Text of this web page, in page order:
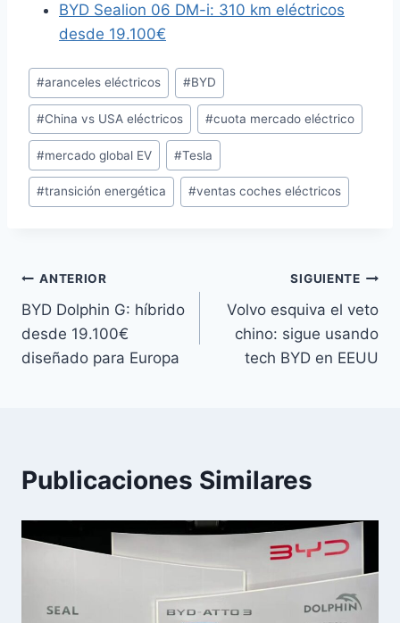
BYD Sealion 06 DM-i: 310 km eléctricos
desde 19.100€
Etiquetas
de
la
entrada:
#aranceles eléctricos #BYD
#China vs USA eléctricos #cuota mercado eléctrico
#mercado global EV #Tesla
#transición energética #ventas coches eléctricos
Navegación
de
entradas
ANTERIOR
BYD Dolphin G: híbrido
desde 19.100€
diseñado para Europa
SIGUIENTE
Volvo esquiva el veto
chino: sigue usando
tech BYD en EEUU
Publicaciones Similares